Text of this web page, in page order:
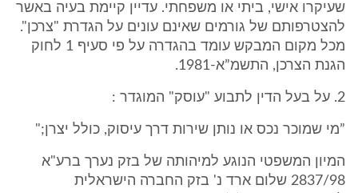
שעיקרו אישי, ביתי או משפחתי. עדיין קיימת בעיה באשר
להצטרפותם של גורמים שאינם עונים על הגדרת "צרכן".
מכל מקום המבקש עומד בהגדרה על פי סעיף 1 לחוק
הגנת הצרכן, התשמ”א-1981.
2. על בעל הדין לתבוע "עוסק" המוגדר :
”מי שמוכר נכס או נותן שירות דרך עיסוק, כולל יצרן;"
המיון המשפטי הנוגע למיהותה של בזק נערך ברע"א
2837/98 שלום ארד נ' בזק החברה הישראלית